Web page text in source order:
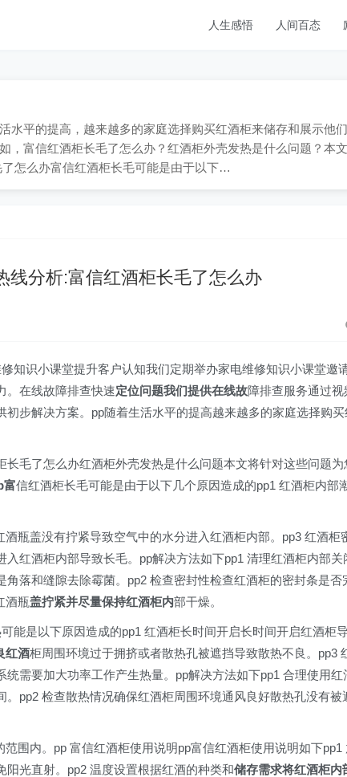
人生感悟 人间百态
水平的提高，越来越多的家庭选择购买红酒柜来储存和展示他
，富信红酒柜长毛了怎么办？红酒柜外壳发热是什么问题？本
怎么办富信红酒柜长毛可能是由于以下…
线分析:富信红酒柜长毛了怎么办
知识小课堂提升客户认知我们定期举办家电维修知识小课堂邀
。在线故障排查快速定位问题我们提供在线故障排查服务通过视
步解决方案。pp随着生活水平的提高越来越多的家庭选择购买
毛了怎么办红酒柜外壳发热是什么问题本文将针对这些问题为
富信红酒柜长毛可能是由于以下几个原因造成的pp1 红酒柜内部
瓶盖没有拧紧导致空气中的水分进入红酒柜内部。pp3 红酒柜
红酒柜内部导致长毛。pp解决方法如下pp1 清理红酒柜内部关
落和缝隙去除霉菌。pp2 检查密封性检查红酒柜的密封条是否
酒瓶盖拧紧并尽量保持红酒柜内部干燥。
能是以下原因造成的pp1 红酒柜长时间开启长时间开启红酒柜
红酒柜周围环境过于拥挤或者散热孔被遮挡导致散热不良。pp3
需要加大功率工作产生热量。pp解决方法如下pp1 合理使用红
pp2 检查散热情况确保红酒柜周围环境通风良好散热孔没有被
围内。pp 富信红酒柜使用说明pp富信红酒柜使用说明如下pp1
光直射。pp2 温度设置根据红酒的种类和储存需求将红酒柜内